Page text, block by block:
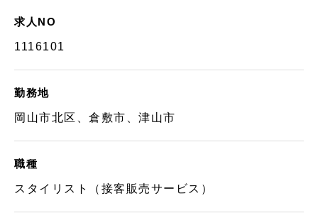
求人NO
1116101
勤務地
岡山市北区、倉敷市、津山市
職種
スタイリスト（接客販売サービス）